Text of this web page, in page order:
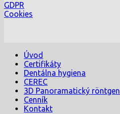
GDPR
Cookies
Úvod
Certifikáty
Dentálna hygiena
CEREC
3D Panoramatický röntgen
Cenník
Kontakt